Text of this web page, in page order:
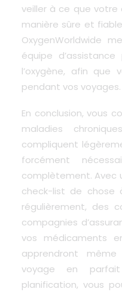
veiller à ce que votre
manière sûre et
OxygenWorldwide
équipe
l’oxygène, afin que
pendant vos voyages.
En conclusion, vous
maladies
compliquent
forcément
complètement. Avec
check-list de
régulièrement, des
compagnies
vos médicaments
apprendront
voyage en
planification, vous